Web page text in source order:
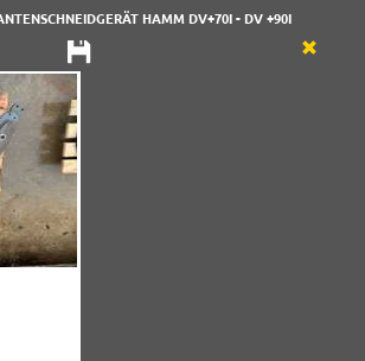
HAMM DV+70I - DV +90I